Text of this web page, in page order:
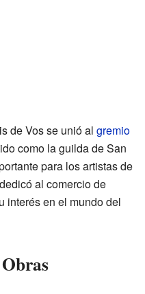
de Vos se unió al gremio
como la guilda de San
para los artistas de
al comercio de
interés en el mundo del